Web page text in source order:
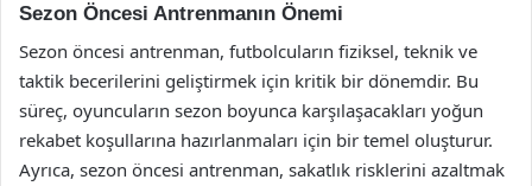
Sezon Öncesi Antrenmanın Önemi
Sezon öncesi antrenman, futbolcuların fiziksel, teknik ve
taktik becerilerini geliştirmek için kritik bir dönemdir. Bu
süreç, oyuncuların sezon boyunca karşılaşacakları yoğun
rekabet koşullarına hazırlanmaları için bir temel oluşturur.
Ayrıca, sezon öncesi antrenman, sakatlık risklerini azaltmak